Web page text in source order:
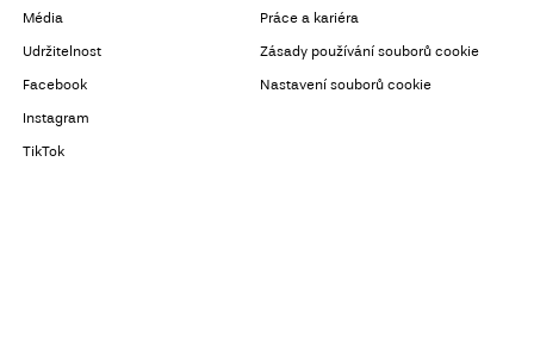
Média
Udržitelnost
Facebook
Instagram
TikTok
Práce a kariéra
Zásady používání souborů cookie
Nastavení souborů cookie